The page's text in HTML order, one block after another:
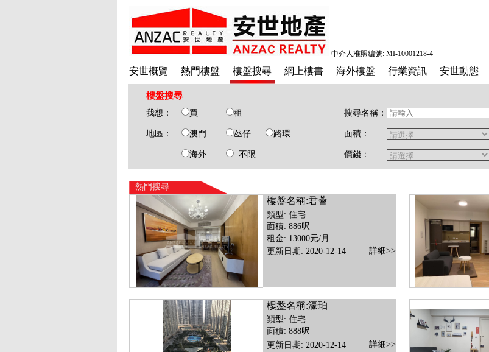
中介人准照編號: MI-10001218-4
安世概覽 熱門樓盤 樓盤搜尋 網上樓書 海外樓盤 行業資訊 安世動態
樓盤搜尋
我想： 買 租
地區： 澳門 氹仔 路環
海外 不限
搜尋名稱：
面積：
價錢：
熱門搜尋
樓盤名稱:君薈
類型: 住宅
面積: 886呎
租金: 13000元/月
更新日期: 2020-12-14
詳細>>
樓盤名稱:濠珀
類型: 住宅
面積: 888呎
更新日期: 2020-12-14
詳細>>